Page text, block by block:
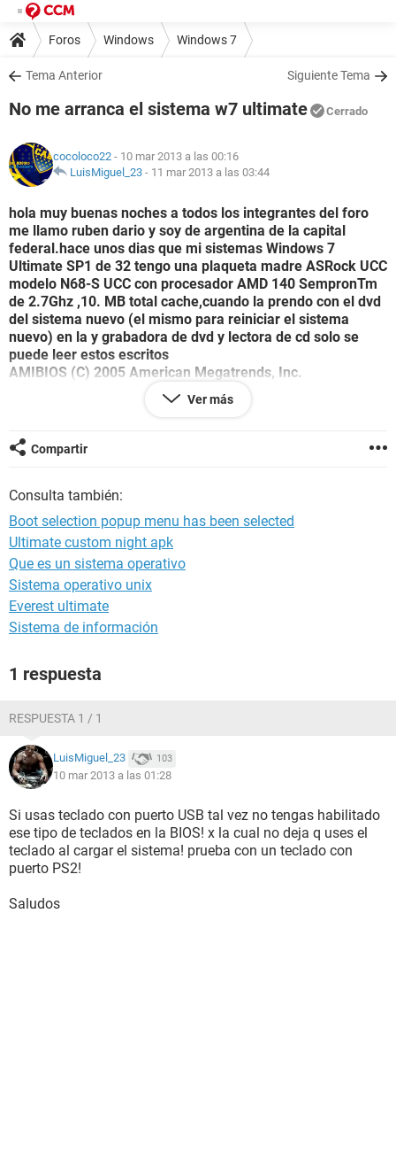
Foros Windows Windows 7
Tema Anterior Siguiente Tema
No me arranca el sistema w7 ultimate Cerrado
cocoloco22 - 10 mar 2013 a las 00:16
LuisMiguel_23 - 11 mar 2013 a las 03:44
hola muy buenas noches a todos los integrantes del foro
me llamo ruben dario y soy de argentina de la capital
federal.hace unos dias que mi sistemas Windows 7
Ultimate SP1 de 32 tengo una plaqueta madre ASRock UCC
modelo N68-S UCC con procesador AMD 140 SempronTm
de 2.7Ghz ,10. MB total cache,cuando la prendo con el dvd
del sistema nuevo (el mismo para reiniciar el sistema
nuevo) en la y grabadora de dvd y lectora de cd solo se
puede leer estos escritos
AMIBIOS (C) 2005 American Megatrends, Inc.
CPU: AMD Athol (tm) II X2 4400e processor
press f2 or del to run setup,
press f6 for instant flash,
dual channel memory mode.
y no me deja usar el teclado para elegir la opciones que el
comienzo dice
sin el dvd puesto en la lectora la pantalla se pone negra.
y no puedo cambiar ni habir el sistema quien puede darme
una mano para solucionar el problema desde ya muy
agradecido
Ver más
Compartir
Consulta también:
Boot selection popup menu has been selected
Ultimate custom night apk
Que es un sistema operativo
Sistema operativo unix
Everest ultimate
Sistema de información
1 respuesta
RESPUESTA 1 / 1
LuisMiguel_23 103
10 mar 2013 a las 01:28
Si usas teclado con puerto USB tal vez no tengas habilitado
ese tipo de teclados en la BIOS! x la cual no deja q uses el
teclado al cargar el sistema! prueba con un teclado con
puerto PS2!
Saludos